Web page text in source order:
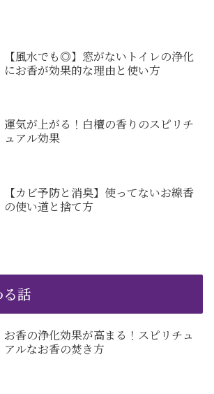
【風水でも◎】窓がないトイレの浄化
にお香が効果的な理由と使い方
運気が上がる！白檀の香りのスピリチ
ュアル効果
【カビ予防と消臭】使ってないお線香
の使い道と捨て方
話
お香の浄化効果が高まる！スピリチュ
アルなお香の焚き方